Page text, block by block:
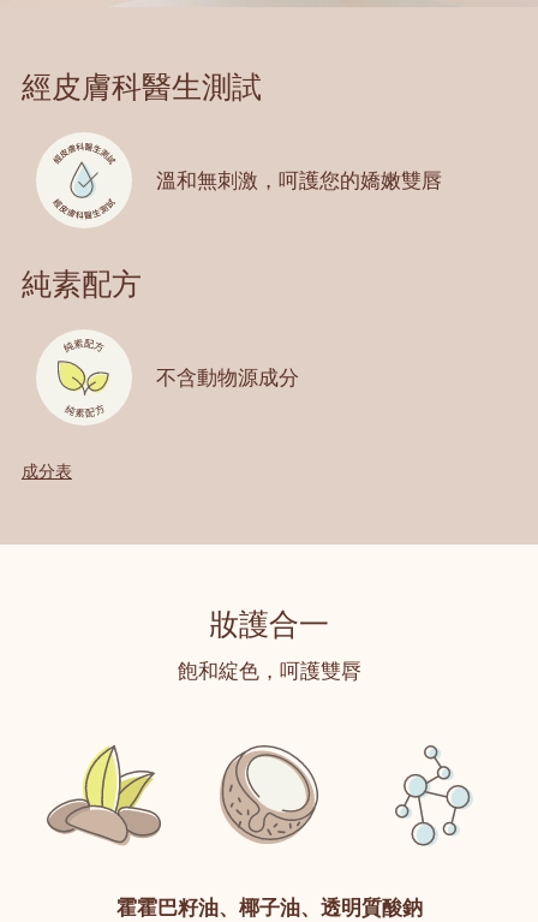
經皮膚科醫生測試
溫和無刺激， 呵護您的嬌嫩雙唇
純素配方
不含動物源成分
成分表
妝護合一
飽和綻色，呵護雙脣
霍霍巴籽油、椰子油、透明質酸鈉